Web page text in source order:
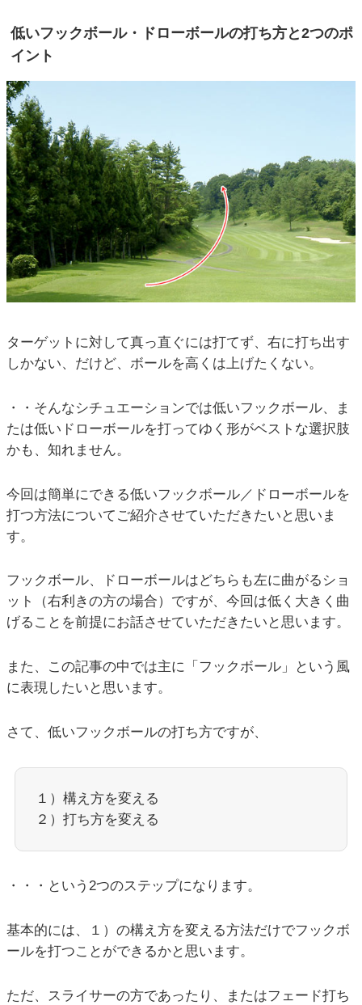
低いフックボール・ドローボールの打ち方と2つのポ
イント
ターゲットに対して真っ直ぐには打てず、右に打ち出す
しかない、だけど、ボールを高くは上げたくない。
・・そんなシチュエーションでは低いフックボール、ま
たは低いドローボールを打ってゆく形がベストな選択肢
かも、知れません。
今回は簡単にできる低いフックボール／ドローボールを
打つ方法についてご紹介させていただきたいと思いま
す。
フックボール、ドローボールはどちらも左に曲がるショ
ット（右利きの方の場合）ですが、今回は低く大きく曲
げることを前提にお話させていただきたいと思います。
また、この記事の中では主に「フックボール」という風
に表現したいと思います。
さて、低いフックボールの打ち方ですが、
１）構え方を変える
２）打ち方を変える
・・・という2つのステップになります。
基本的には、１）の構え方を変える方法だけでフックボ
ールを打つことができるかと思います。
ただ、スライサーの方であったり、またはフェード打ち